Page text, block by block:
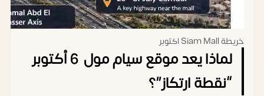
خريطة Siam Mall اكتوبر
لماذا يعد موقع سيام مول 6 أكتوبر
“نقطة ارتكاز”؟